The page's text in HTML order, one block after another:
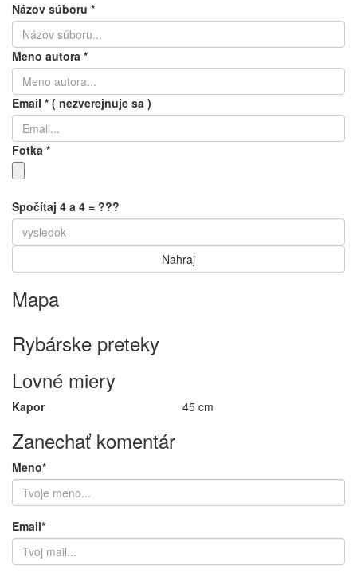
Názov súboru *
Meno autora *
Email * ( nezverejnuje sa )
Fotka *
Spočítaj 4 a 4 = ???
Mapa
Rybárske preteky
Lovné miery
Kapor 45 cm
Zanechať komentár
Meno*
Email*